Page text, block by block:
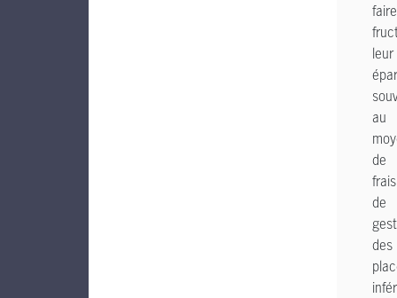
faire
leur
au
de
frais
de
des